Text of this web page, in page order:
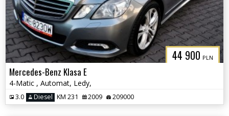
44 900 PLN
Mercedes-Benz Klasa E
4-Matic , Automat, Ledy,
3.0 Diesel KM 231 2009 209000